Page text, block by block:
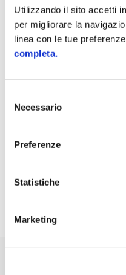
Utilizzando il sito accetti
per migliorare la
linea con le tue
completa.
delNecessario
Preferenze
Statistiche
Marketing
FirmaCheck
applicativi
firma diretta
commercialisti e
firme remote e marche